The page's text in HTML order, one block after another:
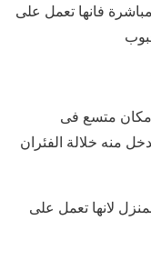
فانها تعمل على
متسع فى
منه خلالة الفئران
لانها تعمل على